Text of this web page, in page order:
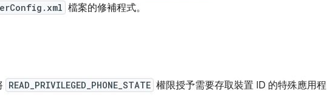
檔案的修補程式。
READ_PRIVILEGED_PHONE_STATE 權限授予需要存取裝置 ID 的特殊應用程